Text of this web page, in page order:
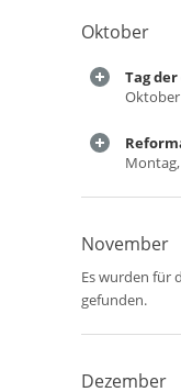
Oktober
Tag
Oktober
November
Es wurden für
gefunden.
Dezember